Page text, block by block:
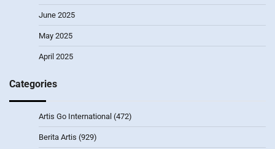
June 2025
May 2025
April 2025
Categories
Artis Go International (472)
Berita Artis (929)